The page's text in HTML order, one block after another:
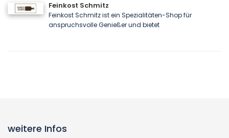
Feinkost Schmitz
Feinkost Schmitz ist ein Spezialitäten-Shop für
anspruchsvolle Genießer und bietet
weitere Infos